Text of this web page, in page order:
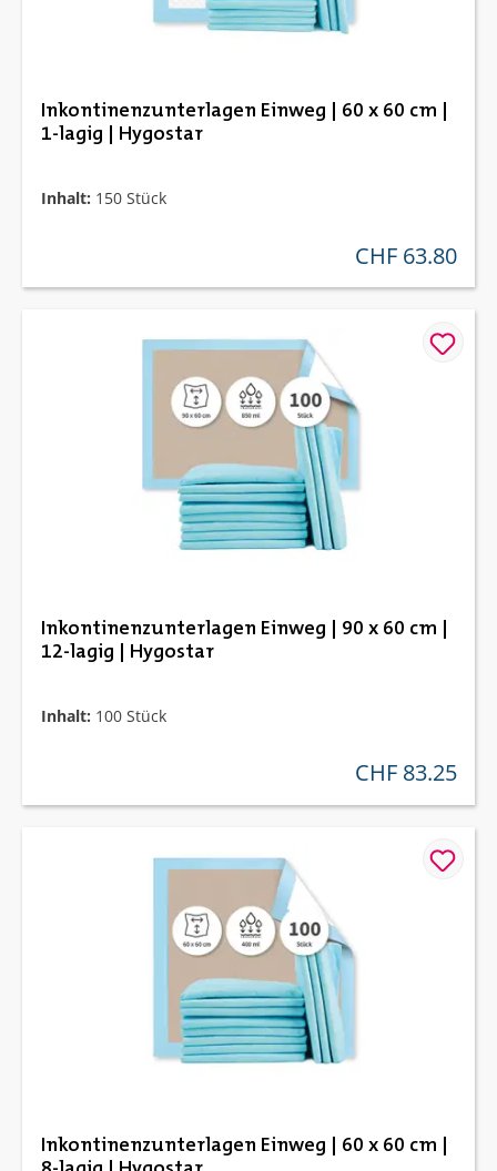
Inkontinenzunterlagen Einweg | 60 x 60 cm |
1-lagig | Hygostar
Inhalt: 150 Stück
regulärer preis:
CHF 63.80
Inkontinenzunterlagen Einweg | 90 x 60 cm |
12-lagig | Hygostar
Inhalt: 100 Stück
regulärer preis:
CHF 83.25
Inkontinenzunterlagen Einweg | 60 x 60 cm |